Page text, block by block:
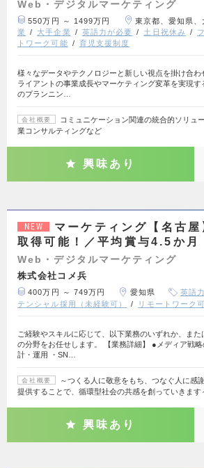
Web・デジタルマーケティング
550万円 ～ 1499万円 東京都、愛知県、
業
大手企業 英語力が必要 土日祝休み
トワーク可能
育児支援制度
様々なデータやテクノロジーと新しい視点を掛け合わ
ライアントの事業成長やマーケティング変革を実現す
のプランニン…
会社概要
コミュニケーション関連の統合的ソリュ
業コンサルティングなど
興味あり
NEW
マーケティング【名古
取得可能！／平均賞与4.5か月
Web・デジタルマーケティング
株式会社コメ兵
400万円 ～ 749万円 愛知県 英語
テンシャル採用（未経験可）
リモートワーク
ご経験やスキルに応じて、以下業務のいずれか、また
の分野をお任せします。 【業務詳細】 ●メディア戦略
計・運用 ・SN…
会社概要
～つくる人に敬意をもち、つなぐ人に感
提供することで、循環型社会の共感を創っていきます
興味あり